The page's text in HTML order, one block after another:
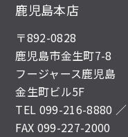
鹿児島本店
〒892-0828
鹿児島市金生町7-8
フージャース鹿児島
金生町ビル5F
TEL 099-216-8880 ／
FAX 099-227-2000